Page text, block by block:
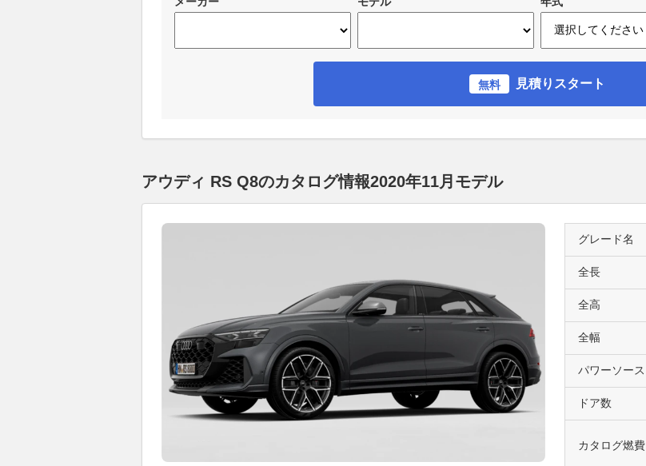
無料 見積りスタート
アウディ RS Q8のカタログ情報2020年11月モデル
グレード名
全長
全高
全幅
パワーソース
ドア数
カタログ燃費